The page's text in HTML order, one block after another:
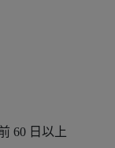
60 日以上